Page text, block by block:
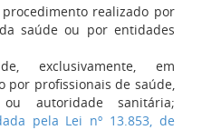
realizado por
saúde ou por entidades
exclusivamente, em
por profissionais de saúde,
autoridade sanitária;
pela Lei nº 13.853, de